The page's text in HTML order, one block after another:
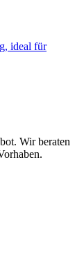
ideal für
Wir beraten